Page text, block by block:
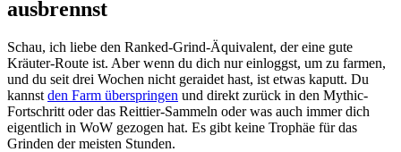
ausbrennst
Schau, ich liebe den Ranked-Grind-Äquivalent, der eine gute
Kräuter-Route ist. Aber wenn du dich nur einloggst, um zu farmen,
und du seit drei Wochen nicht geraidet hast, ist etwas kaputt. Du
kannst den Farm überspringen und direkt zurück in den Mythic-
Fortschritt oder das Reittier-Sammeln oder was auch immer dich
eigentlich in WoW gezogen hat. Es gibt keine Trophäe für das
Grinden der meisten Stunden.